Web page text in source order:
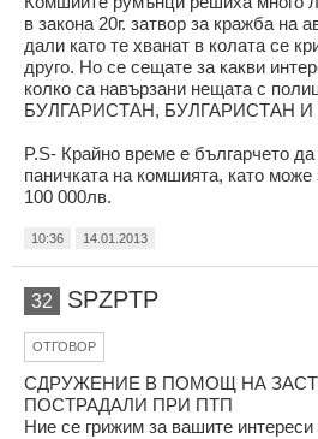
в закона 20г. затвор за кражба на
дали като те хванат в колата се
друго. Но се сещате за какви
колко са навързани нещата с
БУЛГАРИСТАН, БУЛГАРИСТАН И
P.S- Крайно време е българчето
паничката на комшията, като
100 000лв.
10:36 14.01.2013
32 SPZPTP
ОТГОВОР
СДРУЖЕНИЕ В ПОМОЩ НА
ПОСТРАДАЛИ ПРИ ПТП
Ние се грижим за вашите интереси